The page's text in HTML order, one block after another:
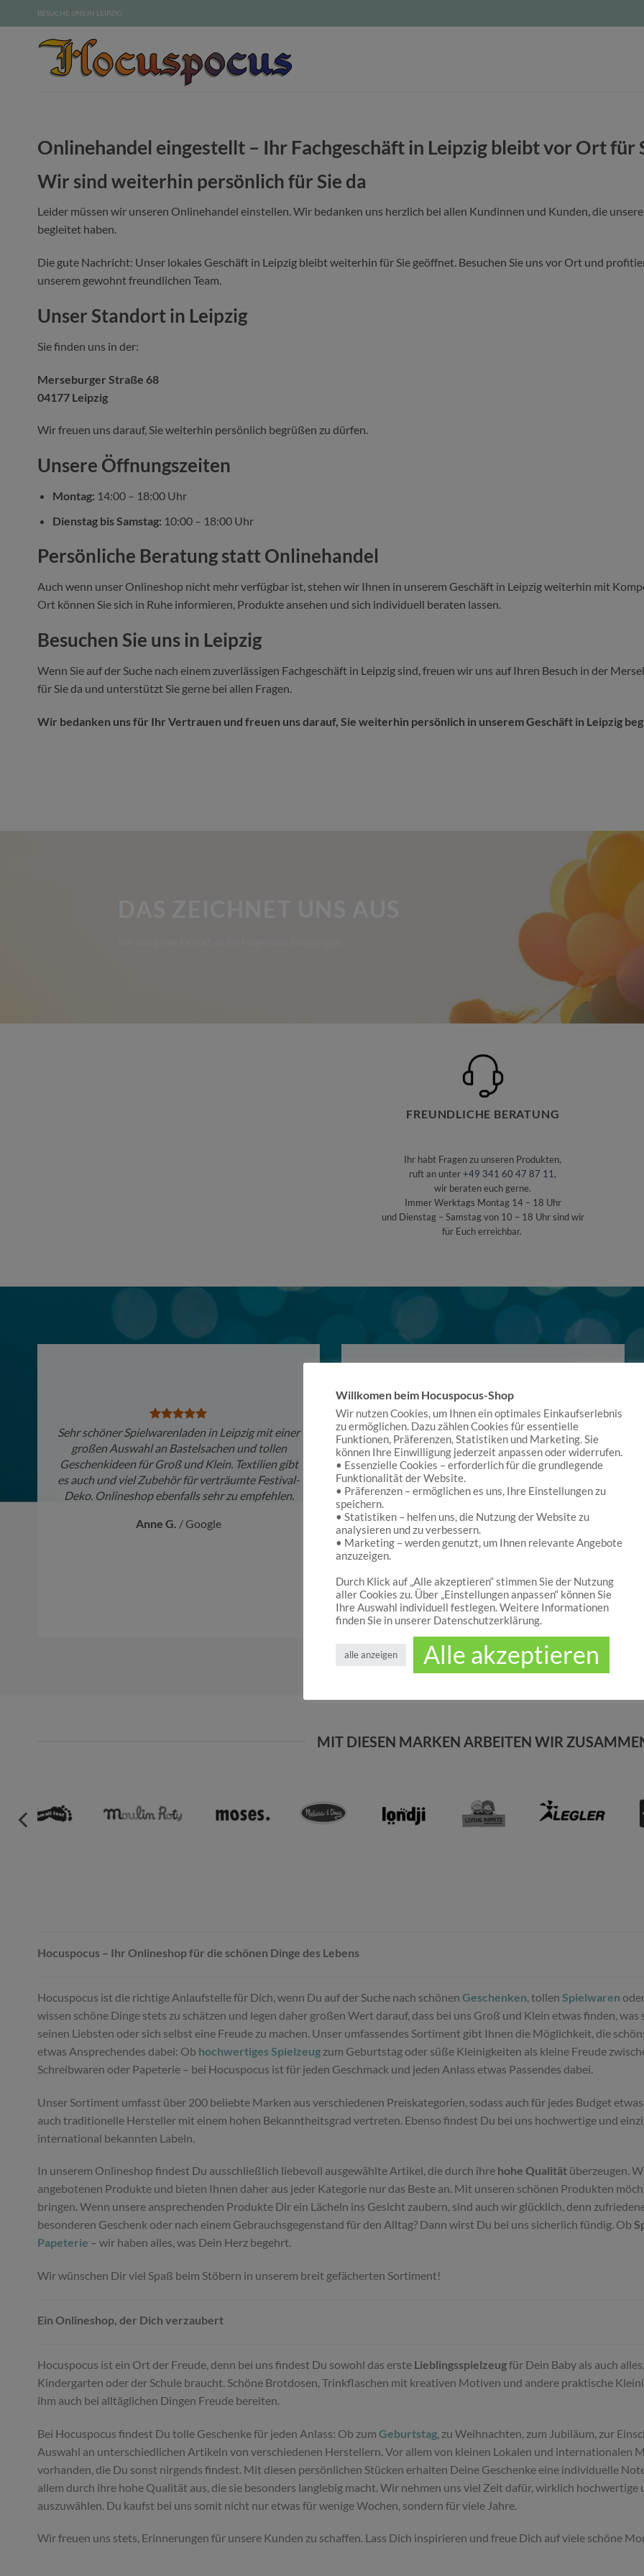
Inhalt
springen
BESUCHE UNS IN LEIPZIG
Onlinehandel eingestellt – Ihr Fachgeschäft in Leipzig bleibt vor Ort für
Wir sind weiterhin persönlich für Sie da
Leider müssen wir unseren Onlinehandel einstellen. Wir bedanken uns herzlich bei allen Kundinnen und Kunden, die
begleitet haben.
Die gute Nachricht: Unser lokales Geschäft in Leipzig bleibt weiterhin für Sie geöffnet. Besuchen Sie uns vor Ort und
unserem gewohnt freundlichen Team.
Unser Standort in Leipzig
Sie finden uns in der:
Merseburger Straße 68
04177 Leipzig
Wir freuen uns darauf, Sie weiterhin persönlich begrüßen zu dürfen.
Unsere Öffnungszeiten
Montag: 14:00 – 18:00 Uhr
Dienstag bis Samstag: 10:00 – 18:00 Uhr
Persönliche Beratung statt Onlinehandel
Auch wenn unser Onlineshop nicht mehr verfügbar ist, stehen wir Ihnen in unserem Geschäft in Leipzig weiterhin mit
Ort können Sie sich in Ruhe informieren, Produkte ansehen und sich individuell beraten lassen.
Besuchen Sie uns in Leipzig
Wenn Sie auf der Suche nach einem zuverlässigen Fachgeschäft in Leipzig sind, freuen wir uns auf Ihren Besuch in der
für Sie da und unterstützt Sie gerne bei allen Fragen.
Wir bedanken uns für Ihr Vertrauen und freuen uns darauf, Sie weiterhin persönlich in unserem Geschäft in Leipzig
FREUNDLICHE BERATUNG
Ihr habt Fragen zu unseren Produkten,
ruft an unter+49 341 60 47 87 11,
wir beraten euch gerne.
Immer Werktags Montag 14 – 18 Uhr
und Dienstag – Samstag von 10 – 18 Uhr sind wir
für Euch erreichbar.
Sehr schöner Spielwarenladen in Leipzig mit einer
großen Auswahl an Bastelsachen und tollen
Geschenkideen für Groß und Klein. Textilien gibt
es auch und viel Zubehör für verträumte Festival-
Deko. Onlineshop ebenfalls sehr zu empfehlen.
Anne G. / Google
Es handelt sich um einen kleinen Laden, der einen
vielfach verzaubert. (…) Dann hat er eine Fülle von
Waren, man könnte sich stundenlang dort
aufhalten. Schließlich ist der Laden sehr vielfältig.
Neben liebevoll ausgesuchtem Spielzeug (auch
nachhaltigen Produkten), gibt es zum Beispiel
Produkte von Künstlern (Schmuck) oder
Kostüme.
MIT DIESEN MARKEN ARBEITEN WIR
Hocuspocus – Ihr Onlineshop für die schönen Dinge des Lebens
Hocuspocus ist die richtige Anlaufstelle für Dich, wenn Du auf der Suche nach schönen Geschenken , tollen Spielwaren
wissen schöne Dinge stets zu schätzen und legen daher großen Wert darauf, dass bei uns Groß und Klein etwas finden, was
seinen Liebsten oder sich selbst eine Freude zu machen. Unser umfassendes Sortiment gibt Ihnen die Möglichkeit, die
etwas Ansprechendes dabei: Ob hochwertiges Spielzeug zum Geburtstag oder süße Kleinigkeiten als kleine Freude
Schreibwaren oder Papeterie – bei Hocuspocus ist für jeden Geschmack und jeden Anlass etwas Passendes dabei.
Unser Sortiment umfasst über 200 beliebte Marken aus verschiedenen Preiskategorien, sodass auch für jedes Budget
auch traditionelle Hersteller mit einem hohen Bekanntheitsgrad vertreten. Ebenso findest Du bei uns hochwertige und
international bekannten Labeln.
In unserem Onlineshop findest Du ausschließlich liebevoll ausgewählte Artikel, die durch ihre hohe Qualität überzeugen.
angebotenen Produkte und bieten Ihnen daher aus jeder Kategorie nur das Beste an. Mit unseren schönen Produkten
bringen. Wenn unsere ansprechenden Produkte Dir ein Lächeln ins Gesicht zaubern, sind auch wir glücklich, denn
besonderen Geschenk oder nach einem Gebrauchsgegenstand für den Alltag? Dann wirst Du bei uns sicherlich fündig. Ob
Papeterie – wir haben alles, was Dein Herz begehrt.
Wir wünschen Dir viel Spaß beim Stöbern in unserem breit gefächerten Sortiment!
Ein Onlineshop, der Dich verzaubert
Hocuspocus ist ein Ort der Freude, denn bei uns findest Du sowohl das erste Lieblingsspielzeugfür Dein Baby als auch
Kindergarten oder der Schule braucht. Schöne Brotdosen, Trinkflaschen mit kreativen Motiven und andere praktische
ihm auch bei alltäglichen Dingen Freude bereiten.
Bei Hocuspocus findest Du tolle Geschenke für jeden Anlass: Ob zum Geburtstag , zu Weihnachten, zum Jubiläum, zur
Auswahl an unterschiedlichen Artikeln von verschiedenen Herstellern. Vor allem von kleinen Lokalen und internationalen
vorhanden, die Du sonst nirgends findest. Mit diesen persönlichen Stücken erhalten Deine Geschenke eine individuelle
allem durch ihre hohe Qualität aus, die sie besonders langlebig macht. Wir nehmen uns viel Zeit dafür, wirklich
auszuwählen. Du kaufst bei uns somit nicht nur etwas für wenige Wochen, sondern für viele Jahre.
Wir freuen uns stets, Erinnerungen für unsere Kunden zu schaffen. Lass Dich inspirieren und freue Dich auf viele schöne
Willkomen beim Hocuspocus-Shop
Wir nutzen Cookies, um Ihnen ein optimales Einkaufserlebnis
zu ermöglichen. Dazu zählen Cookies für essentielle
Funktionen, Präferenzen, Statistiken und Marketing. Sie
können Ihre Einwilligung jederzeit anpassen oder widerrufen.
• Essenzielle Cookies – erforderlich für die grundlegende
Funktionalität der Website.
• Präferenzen – ermöglichen es uns, Ihre Einstellungen zu
speichern.
• Statistiken – helfen uns, die Nutzung der Website zu
analysieren und zu verbessern.
• Marketing – werden genutzt, um Ihnen relevante Angebote
anzuzeigen.
Durch Klick auf „Alle akzeptieren“ stimmen Sie der Nutzung
aller Cookies zu. Über „Einstellungen anpassen“ können Sie
Ihre Auswahl individuell festlegen. Weitere Informationen
finden Sie in unserer Datenschutzerklärung.
alle anzeigen Alle akzeptieren